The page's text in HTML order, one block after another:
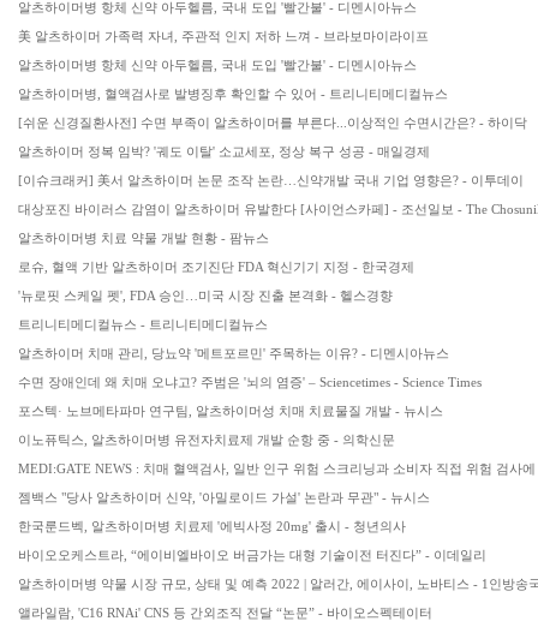
알츠하이머병 항체 신약 아두헬름, 국내 도입 '빨간불' - 디멘시아뉴스
美 알츠하이머 가족력 자녀, 주관적 인지 저하 느껴 - 브라보마이라이프
알츠하이머병 항체 신약 아두헬름, 국내 도입 '빨간불' - 디멘시아뉴스
알츠하이머병, 혈액검사로 발병징후 확인할 수 있어 - 트리니티메디컬뉴스
[쉬운 신경질환사전] 수면 부족이 알츠하이머를 부른다...이상적인 수면시간은? - 하이닥
알츠하이머 정복 임박? '궤도 이탈' 소교세포, 정상 복구 성공 - 매일경제
[이슈크래커] 美서 알츠하이머 논문 조작 논란…신약개발 국내 기업 영향은? - 이투데이
대상포진 바이러스 감염이 알츠하이머 유발한다 [사이언스카페] - 조선일보 - The
알츠하이머병 치료 약물 개발 현황 - 팜뉴스
로슈, 혈액 기반 알츠하이머 조기진단 FDA 혁신기기 지정 - 한국경제
'뉴로핏 스케일 펫', FDA 승인…미국 시장 진출 본격화 - 헬스경향
트리니티메디컬뉴스 - 트리니티메디컬뉴스
알츠하이머 치매 관리, 당뇨약 '메트포르민' 주목하는 이유? - 디멘시아뉴스
수면 장애인데 왜 치매 오냐고? 주범은 '뇌의 염증' – Sciencetimes - Science Times
포스텍· 노브메타파마 연구팀, 알츠하이머성 치매 치료물질 개발 - 뉴시스
이노퓨틱스, 알츠하이머병 유전자치료제 개발 순항 중 - 의학신문
MEDI:GATE NEWS : 치매 혈액검사, 일반 인구 위험 스크리닝과 소비자 직접 위험 검사
젬백스 "당사 알츠하이머 신약, '아밀로이드 가설' 논란과 무관" - 뉴시스
한국룬드벡, 알츠하이머병 치료제 '에빅사정 20mg' 출시 - 청년의사
바이오오케스트라, “에이비엘바이오 버금가는 대형 기술이전 터진다” - 이데일리
알츠하이머병 약물 시장 규모, 상태 및 예측 2022 | 알러간, 에이사이, 노바티스 - 1인방송
앨라일람, 'C16 RNAi' CNS 등 간외조직 전달 “논문” - 바이오스펙테이터